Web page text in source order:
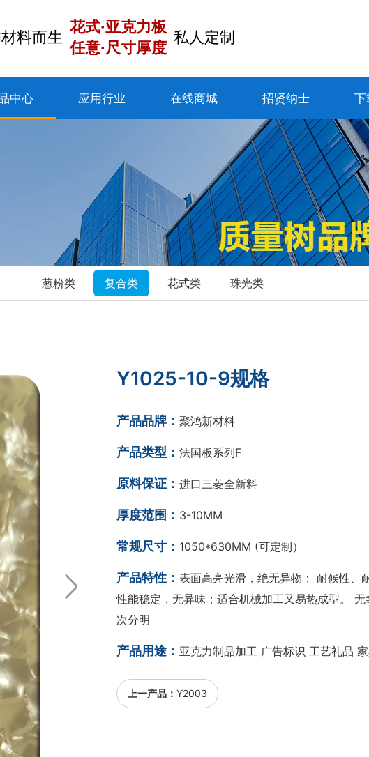
料而生
花式·亚克力板
任意·尺寸厚度
私人定制
中心 应用行业 在线商城 招贤纳士 下
葱粉类 复合类 花式类 珠光类
Y1025-10-9规格
产品品牌： 聚鸿新材料
产品类型： 法国板系列F
原料保证： 进口三菱全新料
厚度范围： 3-10MM
常规尺寸： 1050*630MM (可定制）
产品特性： 表面高亮光滑，绝无异物； 耐候性、
性能稳定，无异味；适合机械加工又易热成型。
次分明
产品用途： 亚克力制品加工 广告标识 工艺礼品
上一产品： Y2003